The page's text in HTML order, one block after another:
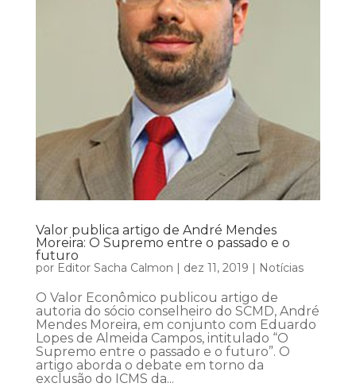
Valor publica artigo de André Mendes
Moreira: O Supremo entre o passado e o
futuro
por Editor Sacha Calmon | dez 11, 2019 | Notícias
O Valor Econômico publicou artigo de
autoria do sócio conselheiro do SCMD, André
Mendes Moreira, em conjunto com Eduardo
Lopes de Almeida Campos, intitulado “O
Supremo entre o passado e o futuro”. O
artigo aborda o debate em torno da
exclusão do ICMS da...